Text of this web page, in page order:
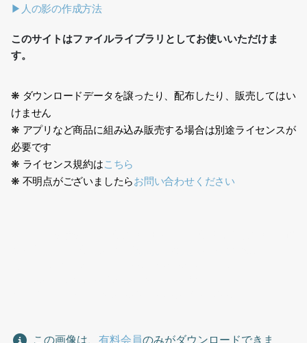
▶人の影の作成方法
このサイトはファイルライブラリとしてお使いいただけま
す。
❋ ダウンロードデータを譲ったり、配布したり、販売してはい
けません
❋ アプリなど商品に組み込み販売する場合は別途ライセンスが
必要です
❋ ライセンス規約はこちら
❋ 不明点がございましたらお問い合わせください
この画像は、 有料会員のみがダウンロードできま